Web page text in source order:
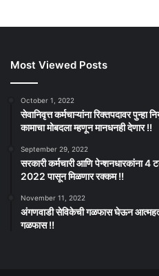
Most Viewed Posts
October 1, 2022
सेवानिवृत्त कर्मचाऱ्यांना रिक्तपदावर
कामाचा मोबदला म्हणून मानधनही देणार !!
September 29, 2022
सरकारी कर्मचारी आणि पेन्शनधारकांना 4
2022 पासून मिळणार रक्कम !!
November 11, 2022
अंगणवाडी सेविकेची गळफास घेऊन
गळफास !!